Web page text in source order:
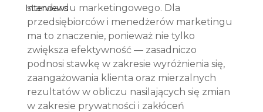
Interviews
standardu marketingowego. Dla
przedsiębiorców i menedżerów marketingu
ma to znaczenie, ponieważ nie tylko
zwiększa efektywność — zasadniczo
podnosi stawkę w zakresie wyróżnienia się,
zaangażowania klienta oraz mierzalnych
rezultatów w obliczu nasilających się zmian
w zakresie prywatności i zakłóceń